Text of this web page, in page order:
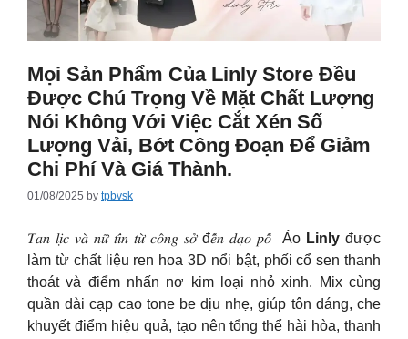
Mọi Sản Phẩm Của Linly Store Đều
Được Chú Trọng Về Mặt Chất Lượng
Nói Không Với Việc Cắt Xén Số
Lượng Vải, Bớt Công Đoạn Để Giảm
Chi Phí Và Giá Thành.
01/08/2025 by tpbvsk
𝑇𝑎𝑛 𝑙𝑖̣𝑐 𝑣𝑎̀ 𝑛𝑢̛̃ 𝑡𝑖́𝑛 𝑡𝑢̛̀ 𝑐𝑜̂𝑛𝑔 𝑠𝑜̛̉ đ𝑒̂́𝑛 𝑑𝑎̣𝑜 𝑝𝑜̂́ Áo Linly được
làm từ chất liệu ren hoa 3D nổi bật, phối cổ sen thanh
thoát và điểm nhấn nơ kim loại nhỏ xinh. Mix cùng
quần dài cạp cao tone be dịu nhẹ, giúp tôn dáng, che
khuyết điểm hiệu quả, tạo nên tổng thể hài hòa, thanh